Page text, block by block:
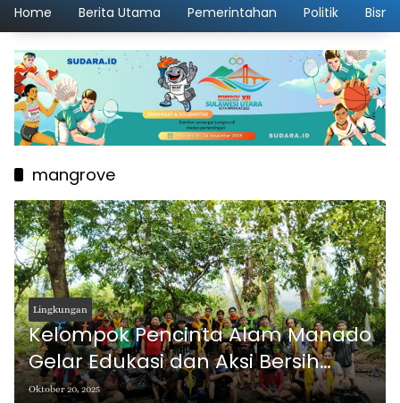
Home Berita Utama Pemerintahan Politik
mangrove
Lingkungan
Kelompok Pencinta Alam Manado
Gelar Edukasi dan Aksi Bersih
Mangrove di Molas
Oktober 20, 2025